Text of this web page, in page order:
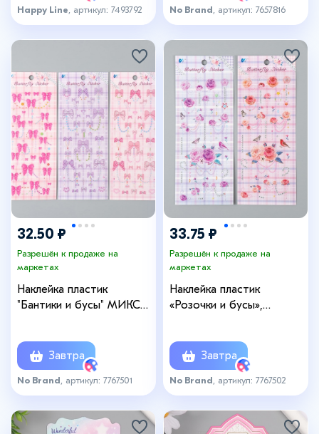
Happy Line , артикул: 7493792 No Brand , артикул: 7657816
32.50 ₽
Разрешён к продаже на
маркетах
Наклейка пластик
"Бантики и бусы" МИКС
Завтра
No Brand , артикул: 7767501
33.75 ₽
Разрешён к продаже на
маркетах
Наклейка пластик
«Розочки и бусы»,
Завтра
No Brand , артикул: 7767502